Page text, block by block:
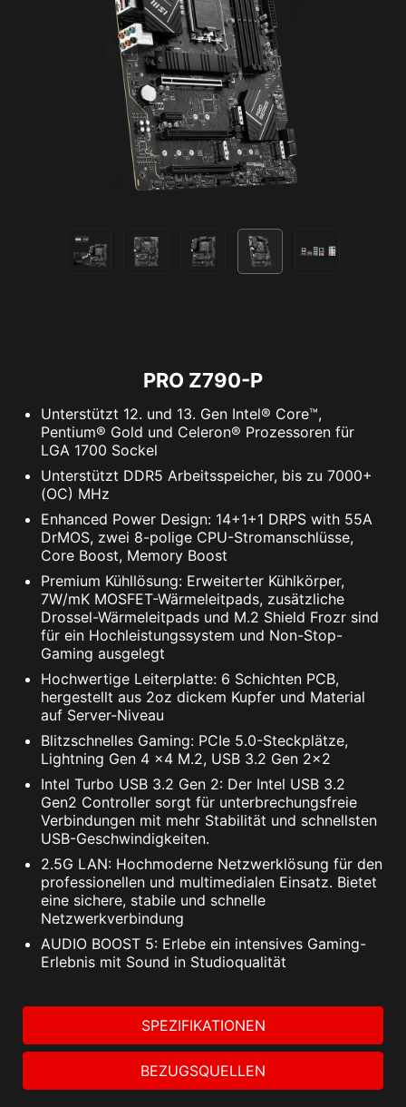
Abonnement kündigen, um an diesem Angebot
teilnehmen zu können. Wichtige Informationen zu
Abonnement, Preisgestaltung und Angebot findest du
in der NortonLifeLock-Lizenz- und
Servicevereinbarung. NortonLifeLock Produkt- und
Service-Datenschutzhinweise.
PRO Z790-P
Unterstützt 12. und 13. Gen Intel® Core™,
Pentium® Gold und Celeron® Prozessoren für
LGA 1700 Sockel
Unterstützt DDR5 Arbeitsspeicher, bis zu 7000+
(OC) MHz
Enhanced Power Design: 14+1+1 DRPS with 55A
DrMOS, zwei 8-polige CPU-Stromanschlüsse,
Core Boost, Memory Boost
Premium Kühllösung: Erweiterter Kühlkörper,
7W/mK MOSFET-Wärmeleitpads, zusätzliche
Drossel-Wärmeleitpads und M.2 Shield Frozr sind
für ein Hochleistungssystem und Non-Stop-
Gaming ausgelegt
Hochwertige Leiterplatte: 6 Schichten PCB,
hergestellt aus 2oz dickem Kupfer und Material
auf Server-Niveau
Blitzschnelles Gaming: PCIe 5.0-Steckplätze,
Lightning Gen 4 x4 M.2, USB 3.2 Gen 2x2
Intel Turbo USB 3.2 Gen 2: Der Intel USB 3.2
Gen2 Controller sorgt für unterbrechungsfreie
Verbindungen mit mehr Stabilität und schnellsten
USB-Geschwindigkeiten.
2.5G LAN: Hochmoderne Netzwerklösung für den
professionellen und multimedialen Einsatz. Bietet
eine sichere, stabile und schnelle
Netzwerkverbindung
AUDIO BOOST 5: Erlebe ein intensives Gaming-
Erlebnis mit Sound in Studioqualität
SPEZIFIKATIONEN
BEZUGSQUELLEN